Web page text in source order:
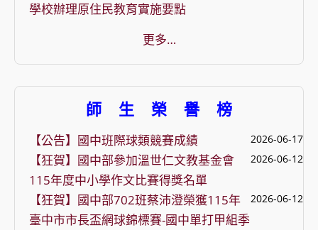
學校辦理原住民教育實施要點
更多…
師 生 榮 譽 榜
【公告】國中班際球類競賽成績 2026-06-17
【狂賀】國中部參加溫世仁文教基金會
115年度中小學作文比賽得獎名單
2026-06-12
【狂賀】國中部702班蔡沛澄榮獲115年
臺中市市長盃網球錦標賽-國中單打甲組季
2026-06-12